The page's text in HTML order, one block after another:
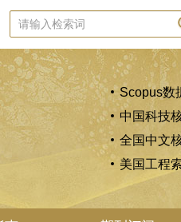
Scopus数
中国科技
全国中文
美国工程